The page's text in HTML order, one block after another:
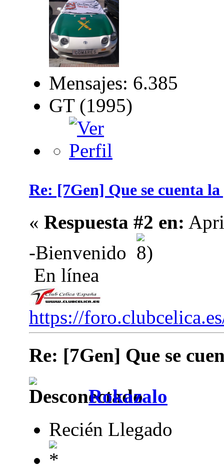
Mensajes: 6.385
GT (1995)
Re: [7Gen] Que se cuenta
« Respuesta #2 en:
-Bienvenido
En línea
https://
Re: [7Gen] Que se
Rokazalo
Recién Llegado